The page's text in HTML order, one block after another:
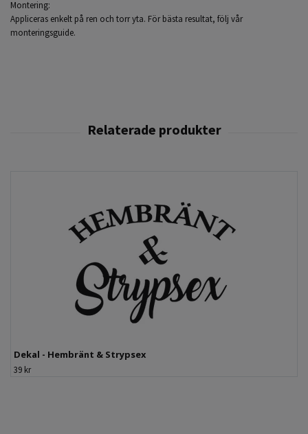
Montering:
Appliceras enkelt på ren och torr yta. För bästa resultat, följ vår
monteringsguide.
Dekal - Hembränt & Strypsex
39 kr